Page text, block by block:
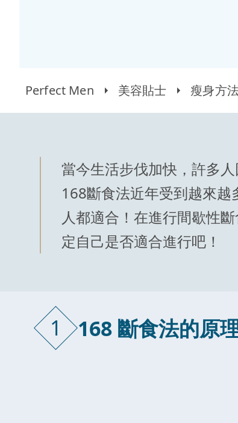
Perfect Men 美容貼士 瘦身方
當今生活步伐加快，許多
168斷食法近年受到越來
人都適合！在進行間歇性
定自己是否適合進行吧！
1 168 斷食法的原